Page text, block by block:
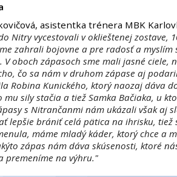
asistentka trénera MBK
Nitry vycestovali v oklieštenej zostave,
zahrali bojovne a pre radosť a
V oboch zápasoch sme mali jasné ciele,
čo sa nám v druhom zápase aj
Robina Kunického, ktorý naozaj dáva
mu sily stačia a tiež Samka Bačiaka, u
s Nitrančanmi nám ukázali však aj
lepšie brániť celá pätica na ihrisku,
máme mladý káder, ktorý chce a
zápas nám dáva skúsenosti, ktoré
premeníme na výhru."